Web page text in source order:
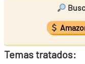
Temas tratados: